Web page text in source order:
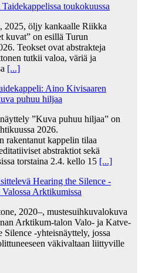
toukokuussa
2025, öljy kankaalle Riikka
kuvat” on esillä Turun
Teokset ovat abstrakteja
tutkii valoa, väriä ja
[...]
Aino Kivisaaren
puhuu hiljaa
”Kuva puhuu hiljaa” on
2026.
rakentanut kappelin tilaa
abstraktiot sekä
torstaina 2.4. kello 15 [...]
Hearing the Silence -
Arktikumissa
2020–, mustesuihkuvalokuva
Arktikum-talon Valo- ja Katve-
Silence -yhteisnäyttely, jossa
väkivaltaan liittyville